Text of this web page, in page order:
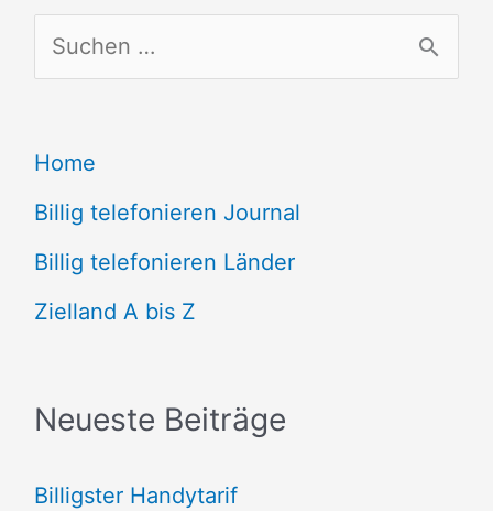
u
h
e
n
n
h
Home
Billig telefonieren Journal
Billig telefonieren Länder
Zielland A bis Z
Neueste Beiträge
Billigster Handytarif